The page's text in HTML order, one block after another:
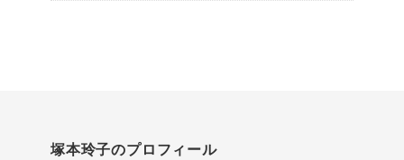
塚本玲子のプロフィール